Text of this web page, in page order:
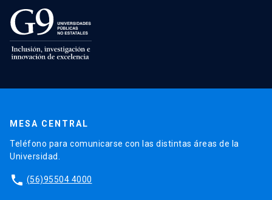
MESA CENTRAL
Teléfono para comunicarse con las distintas áreas de la
Universidad.
phone (56)95504 4000